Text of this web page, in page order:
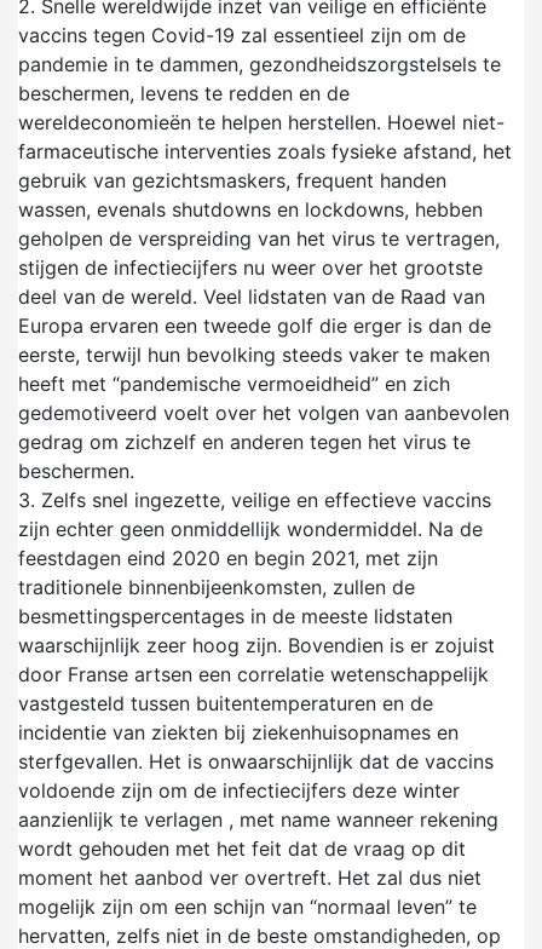
2. Snelle wereldwijde inzet van veilige en efficiënte
vaccins tegen Covid-19 zal essentieel zijn om de
pandemie in te dammen, gezondheidszorgstelsels te
beschermen, levens te redden en de
wereldeconomieën te helpen herstellen. Hoewel niet-
farmaceutische interventies zoals fysieke afstand, het
gebruik van gezichtsmaskers, frequent handen
wassen, evenals shutdowns en lockdowns, hebben
geholpen de verspreiding van het virus te vertragen,
stijgen de infectiecijfers nu weer over het grootste
deel van de wereld. Veel lidstaten van de Raad van
Europa ervaren een tweede golf die erger is dan de
eerste, terwijl hun bevolking steeds vaker te maken
heeft met “pandemische vermoeidheid” en zich
gedemotiveerd voelt over het volgen van aanbevolen
gedrag om zichzelf en anderen tegen het virus te
beschermen.
3. Zelfs snel ingezette, veilige en effectieve vaccins
zijn echter geen onmiddellijk wondermiddel. Na de
feestdagen eind 2020 en begin 2021, met zijn
traditionele binnenbijeenkomsten, zullen de
besmettingspercentages in de meeste lidstaten
waarschijnlijk zeer hoog zijn. Bovendien is er zojuist
door Franse artsen een correlatie wetenschappelijk
vastgesteld tussen buitentemperaturen en de
incidentie van ziekten bij ziekenhuisopnames en
sterfgevallen. Het is onwaarschijnlijk dat de vaccins
voldoende zijn om de infectiecijfers deze winter
aanzienlijk te verlagen , met name wanneer rekening
wordt gehouden met het feit dat de vraag op dit
moment het aanbod ver overtreft. Het zal dus niet
mogelijk zijn om een schijn van “normaal leven” te
hervatten, zelfs niet in de beste omstandigheden, op